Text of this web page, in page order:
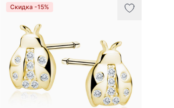
Скидка -15%